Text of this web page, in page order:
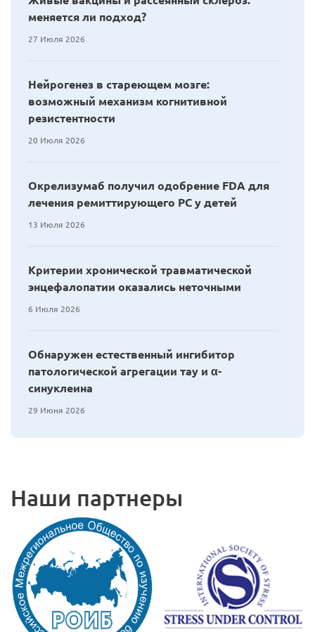
меняется ли подход?
27 Июля 2026
Нейрогенез в стареющем мозге:
возможный механизм когнитивной
резистентности
20 Июля 2026
Окрелизумаб получил одобрение FDA для
лечения ремиттирующего РС у детей
13 Июля 2026
Критерии хронической травматической
энцефалопатии оказались неточными
6 Июля 2026
Обнаружен естественный ингибитор
патологической агрегации тау и α-
синуклеина
29 Июня 2026
Наши партнеры